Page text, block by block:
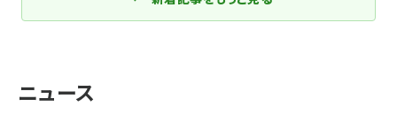
ニュース